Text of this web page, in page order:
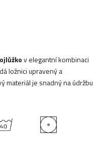
v elegantní kombinaci
ložnici upravený a
materiál je snadný na údržbu